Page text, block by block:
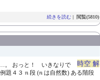
続きを読む | 閲覧(5810)
時空 解
…。 おっと！ いきなりで
題４３ n
n 段 (n
n は自然数) ある階段